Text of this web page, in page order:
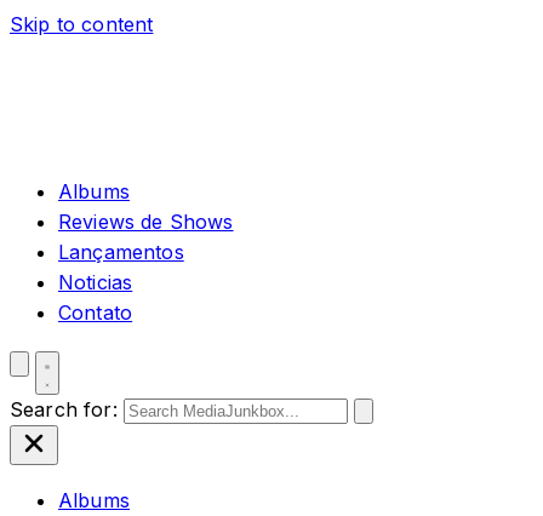
Skip to content
Albums
Reviews de Shows
Lançamentos
Noticias
Contato
Search for:
Albums